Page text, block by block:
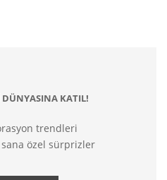
DÜNYASINA KATIL!
trendleri
özel sürprizler